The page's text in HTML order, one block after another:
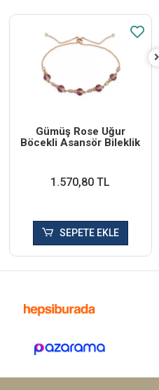
Gümüş Rose Uğur
Böcekli Asansör Bileklik
1.570,80 TL
SEPETE EKLE